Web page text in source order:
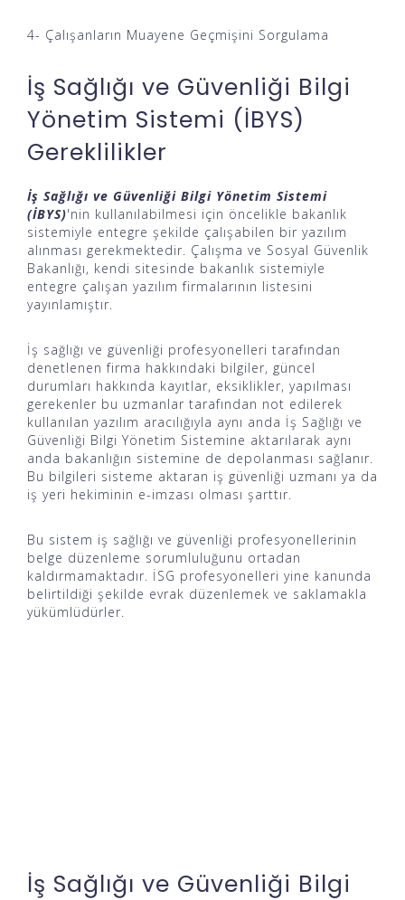
4- Çalışanların Muayene Geçmişini Sorgulama
İş Sağlığı ve Güvenliği Bilgi
Yönetim Sistemi (İBYS)
Gereklilikler
İş Sağlığı ve Güvenliği Bilgi Yönetim Sistemi
(İBYS)'nin kullanılabilmesi için öncelikle bakanlık
sistemiyle entegre şekilde çalışabilen bir yazılım
alınması gerekmektedir. Çalışma ve Sosyal Güvenlik
Bakanlığı, kendi sitesinde bakanlık sistemiyle
entegre çalışan yazılım firmalarının listesini
yayınlamıştır.
İş sağlığı ve güvenliği profesyonelleri tarafından
denetlenen firma hakkındaki bilgiler, güncel
durumları hakkında kayıtlar, eksiklikler, yapılması
gerekenler bu uzmanlar tarafından not edilerek
kullanılan yazılım aracılığıyla aynı anda İş Sağlığı ve
Güvenliği Bilgi Yönetim Sistemine aktarılarak aynı
anda bakanlığın sistemine de depolanması sağlanır.
Bu bilgileri sisteme aktaran iş güvenliği uzmanı ya da
iş yeri hekiminin e-imzası olması şarttır.
Bu sistem iş sağlığı ve güvenliği profesyonellerinin
belge düzenleme sorumluluğunu ortadan
kaldırmamaktadır. İSG profesyonelleri yine kanunda
belirtildiği şekilde evrak düzenlemek ve saklamakla
yükümlüdürler.
İş Sağlığı ve Güvenliği Bilgi